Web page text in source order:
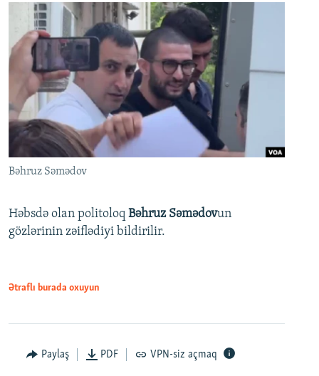
Bəhruz Səmədov
Həbsdə olan politoloq Bəhruz Səmədovun
gözlərinin zəiflədiyi bildirilir.
Ətraflı burada oxuyun
Paylaş PDF VPN-siz açmaq